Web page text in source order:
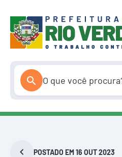
para
conteúdo
POSTADO EM 16 OUT 2023